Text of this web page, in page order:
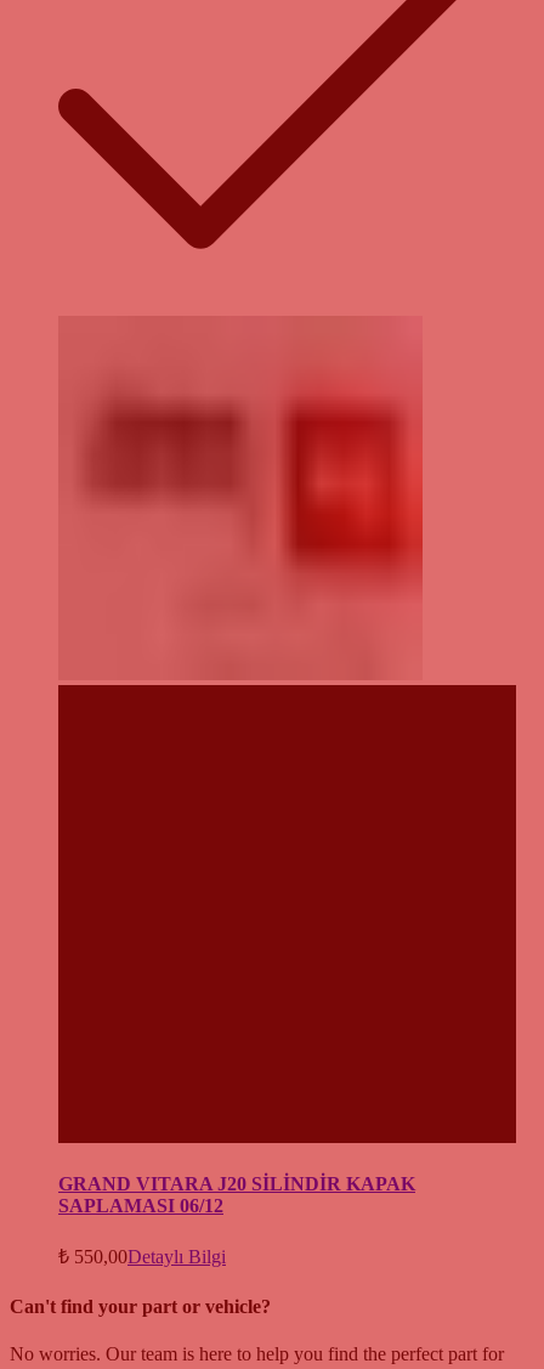
GRAND VITARA J20 SİLİNDİR KAPAK
SAPLAMASI 06/12
₺ 550,00Detaylı Bilgi
Can't find your part or vehicle?
No worries. Our team is here to help you find the perfect part for